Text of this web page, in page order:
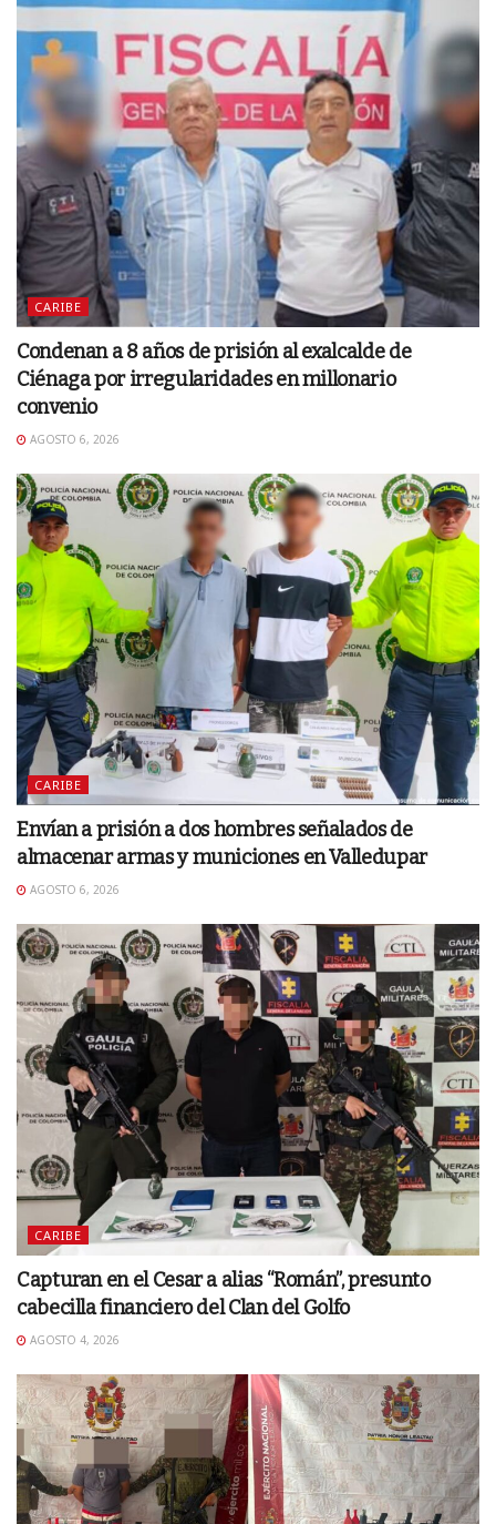
CARIBE
Condenan a 8 años de prisión al exalcalde de
Ciénaga por irregularidades en millonario
convenio
AGOSTO 6, 2026
CARIBE
Envían a prisión a dos hombres señalados de
almacenar armas y municiones en Valledupar
AGOSTO 6, 2026
CARIBE
Capturan en el Cesar a alias “Román”, presunto
cabecilla financiero del Clan del Golfo
AGOSTO 4, 2026